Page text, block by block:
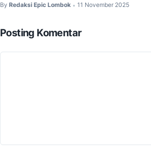
By Redaksi Epic Lombok • 11 November 2025
Posting Komentar